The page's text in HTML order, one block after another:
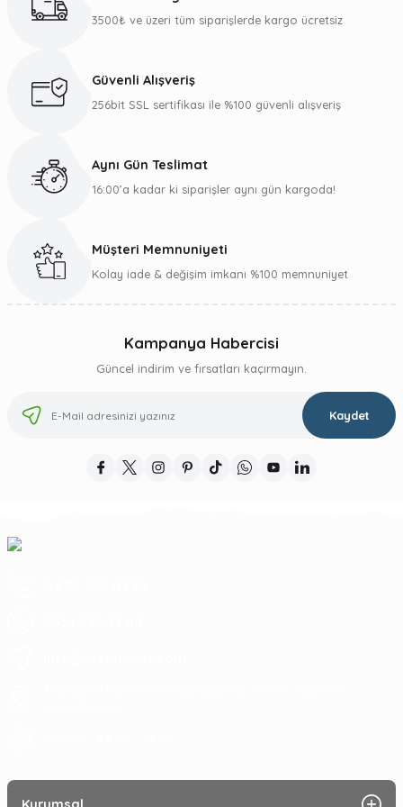
Ürün açıklamasında eksik bilgiler bulunuyor.
Bu ürüne benzer farklı alternatifler olmalı.
Deneyimini Paylaş
3500₺ ve üzeri tüm siparişlerde kargo ücretsiz
Güvenli Alışveriş
256bit SSL sertifikası ile %100 güvenli alışveriş
Aynı Gün Teslimat
16:00’a kadar ki siparişler aynı gün kargoda!
Müşteri Memnuniyeti
Kolay iade & değişim imkanı %100 memnuniyet
Kampanya Habercisi
Güncel indirim ve fırsatları kaçırmayın.
Kaydet